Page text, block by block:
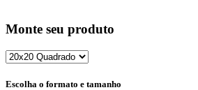
Monte seu produto
Escolha o formato e tamanho